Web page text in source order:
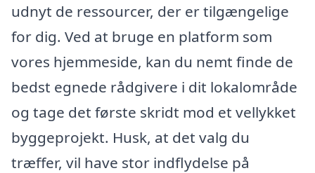
udnyt de ressourcer, der er tilgængelige
for dig. Ved at bruge en platform som
vores hjemmeside, kan du nemt finde de
bedst egnede rådgivere i dit lokalområde
og tage det første skridt mod et vellykket
byggeprojekt. Husk, at det valg du
træffer, vil have stor indflydelse på